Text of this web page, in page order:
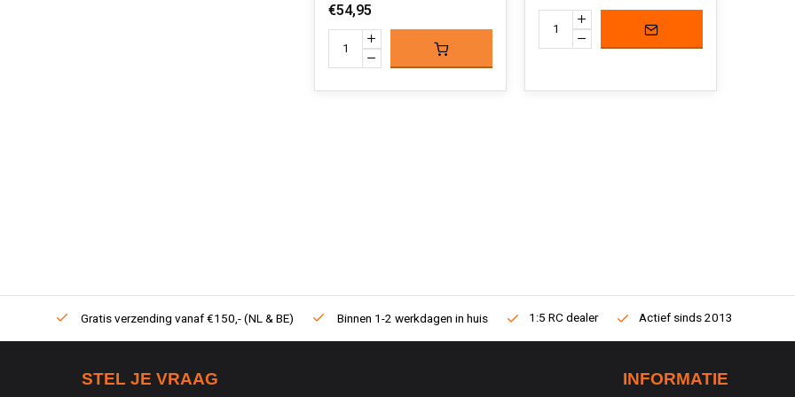
€54,95
Gratis verzending vanaf €150,- (NL & BE) Binnen 1-2 werkdagen in huis 1:5 RC dealer Actief sinds 2013
STEL JE VRAAG INFORMATIE